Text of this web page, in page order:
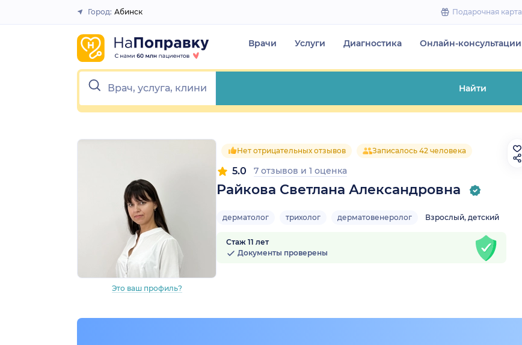
Закрыть
Город: Абинск Подарочная карта
Врачи Услуги Диагностика Онлайн-консультации
Найти
Это ваш профиль?
Нет отрицательных отзывов Записалось 42 человека
Райкова Светлана Александровна
5.0 7 отзывов и 1 оценка
дерматолог трихолог дерматовенеролог Взрослый, детский
Стаж 11 лет
Документы проверены